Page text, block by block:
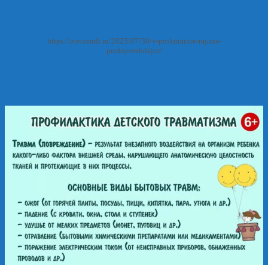
https://zovzemli.ru/2025/07/30/v-prokurature-rajona-
preduprezhdajut/